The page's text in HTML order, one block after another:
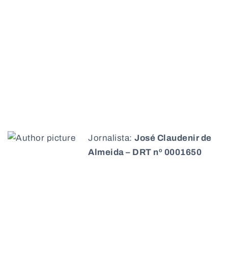
Jornalista: José Claudenir de
Almeida – DRT nº 0001650